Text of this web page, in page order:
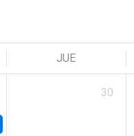
JUE
30